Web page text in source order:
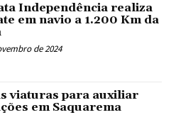
Independência realiza
em navio a 1.200 Km da
de 2024
viaturas para auxiliar
em Saquarema